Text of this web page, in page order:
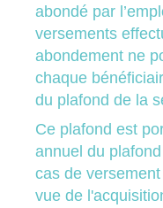
abondé par
versements
abondement ne
chaque
du plafond de la
Ce plafond est
annuel du
cas de
vue de